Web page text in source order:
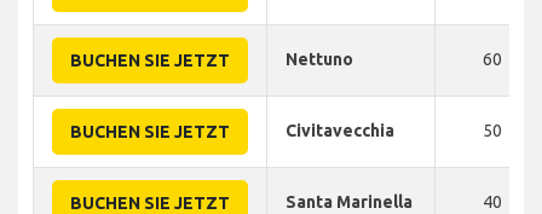
BUCHEN SIE JETZT Nettuno 60
BUCHEN SIE JETZT Civitavecchia 50
BUCHEN SIE JETZT Santa Marinella 40